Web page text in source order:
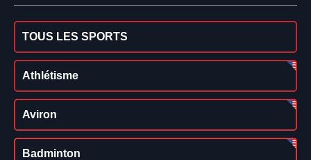
TOUS LES SPORTS
Athlétisme
Aviron
Badminton